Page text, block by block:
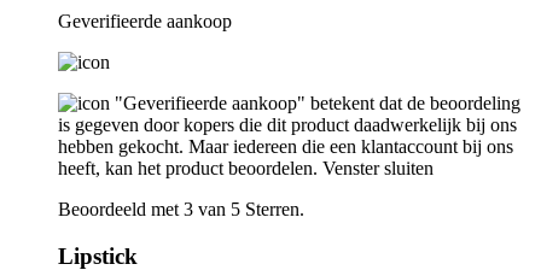
Geverifieerde aankoop
"Geverifieerde aankoop" betekent dat de beoordeling
is gegeven door kopers die dit product daadwerkelijk bij ons
hebben gekocht. Maar iedereen die een klantaccount bij ons
heeft, kan het product beoordelen. Venster sluiten
Beoordeeld met 3 van 5 Sterren.
Lipstick